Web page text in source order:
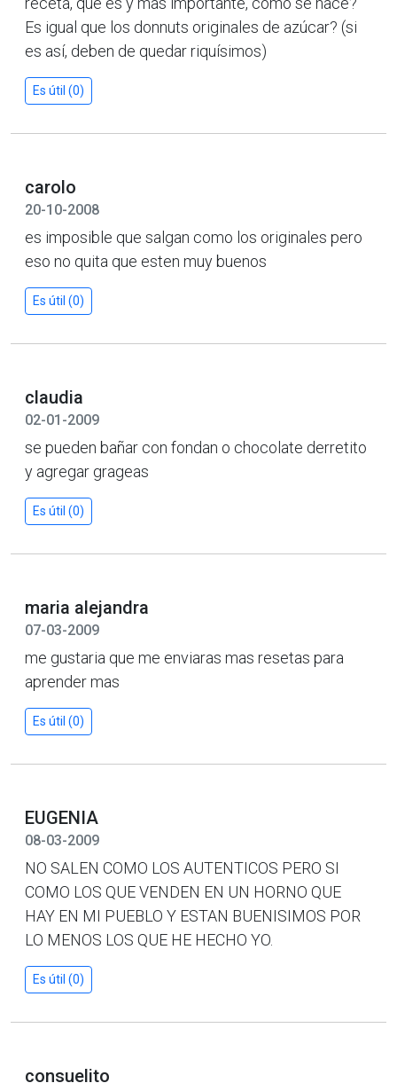
Es igual que los donnuts originales de azúcar? (si
es así, deben de quedar riquísimos)
Es útil (0)
carolo
20-10-2008
es imposible que salgan como los originales pero
eso no quita que esten muy buenos
Es útil (0)
claudia
02-01-2009
se pueden bañar con fondan o chocolate derretito
y agregar grageas
Es útil (0)
maria alejandra
07-03-2009
me gustaria que me enviaras mas resetas para
aprender mas
Es útil (0)
EUGENIA
08-03-2009
NO SALEN COMO LOS AUTENTICOS PERO SI
COMO LOS QUE VENDEN EN UN HORNO QUE
HAY EN MI PUEBLO Y ESTAN BUENISIMOS POR
LO MENOS LOS QUE HE HECHO YO.
Es útil (0)
consuelito